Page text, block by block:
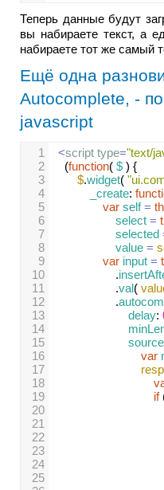
Теперь данные будут
вы набираете текст, а
набираете тот же самый
Ещё одна
Autocomplete, -
javascript
1 <script type="text/
2
(function( $ ) {
3
$.widget(
4
_create:
5
var self =
6
select =
7
selected
8
value =
9
var input =
10
.
11
.val(
12
.
13
delay:
14
15
source
16
var
17
18
19
if
20
21
22
23
24
25